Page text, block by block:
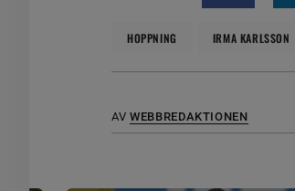
HOPPNING IRMA KARLSSON
AV WEBBREDAKTIONEN